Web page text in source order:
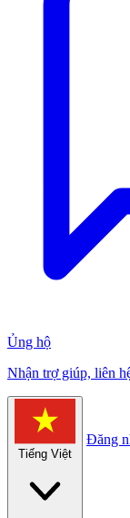
Ủng hộ
Nhận trợ giúp, liên
Tiếng Việt
Đăng